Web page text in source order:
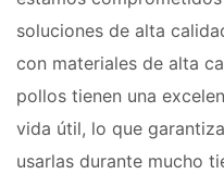
soluciones de alta
con materiales de alta
pollos tienen una
vida útil, lo que
usarlas durante mucho